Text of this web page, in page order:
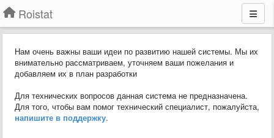
Roistat
Нам очень важны ваши идеи по развитию нашей системы. Мы их
внимательно рассматриваем, уточняем ваши пожелания и
добавляем их в план разработки
Для технических вопросов данная система не предназначена.
Для того, чтобы вам помог технический специалист, пожалуйста,
напишите в поддержку.